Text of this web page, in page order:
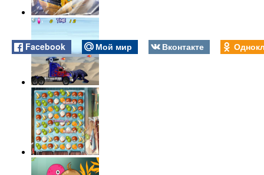
Facebook Мой мир Вконтакте